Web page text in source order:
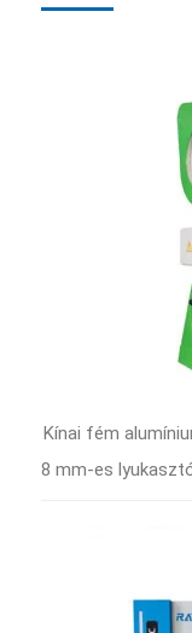
Kínai fém
8 mm-es